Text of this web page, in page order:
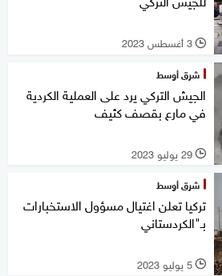
l 3 أغسطس 2023
شرق أوسط
الجيش التركي يرد على العملية الكردية
في مارع بقصف كثيف
l 29 يوليو 2023
شرق أوسط
تركيا تعلن اغتيال مسؤول الاستخبارات
بـ"الكردستاني
l 5 يوليو 2023